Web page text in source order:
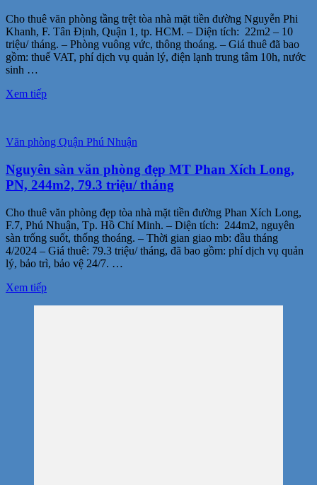
Cho thuê văn phòng tầng trệt tòa nhà mặt tiền đường Nguyễn Phi
Khanh, F. Tân Định, Quận 1, tp. HCM. – Diện tích: 22m2 – 10
triệu/ tháng. – Phòng vuông vức, thông thoáng. – Giá thuê đã bao
gồm: thuế VAT, phí dịch vụ quản lý, điện lạnh trung tâm 10h, nước
sinh …
Xem tiếp
Văn phòng Quận Phú Nhuận
Nguyên sàn văn phòng đẹp MT Phan Xích Long,
PN, 244m2, 79.3 triệu/ tháng
Cho thuê văn phòng đẹp tòa nhà mặt tiền đường Phan Xích Long,
F.7, Phú Nhuận, Tp. Hồ Chí Minh. – Diện tích: 244m2, nguyên
sàn trống suốt, thống thoáng. – Thời gian giao mb: đầu tháng
4/2024 – Giá thuê: 79.3 triệu/ tháng, đã bao gồm: phí dịch vụ quản
lý, bảo trì, bảo vệ 24/7. …
Xem tiếp